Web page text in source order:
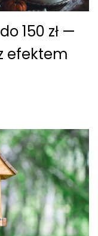
150 zł —
efektem